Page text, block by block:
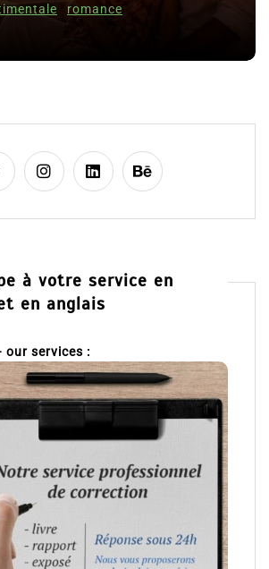
romance
à votre service en
en anglais
our services :